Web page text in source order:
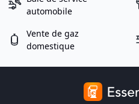
automobile
Vente de gaz
domestique